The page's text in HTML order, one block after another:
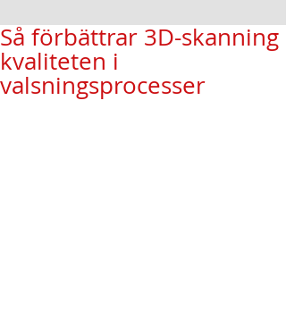
Så förbättrar 3D-skanning
kvaliteten i
valsningsprocesser